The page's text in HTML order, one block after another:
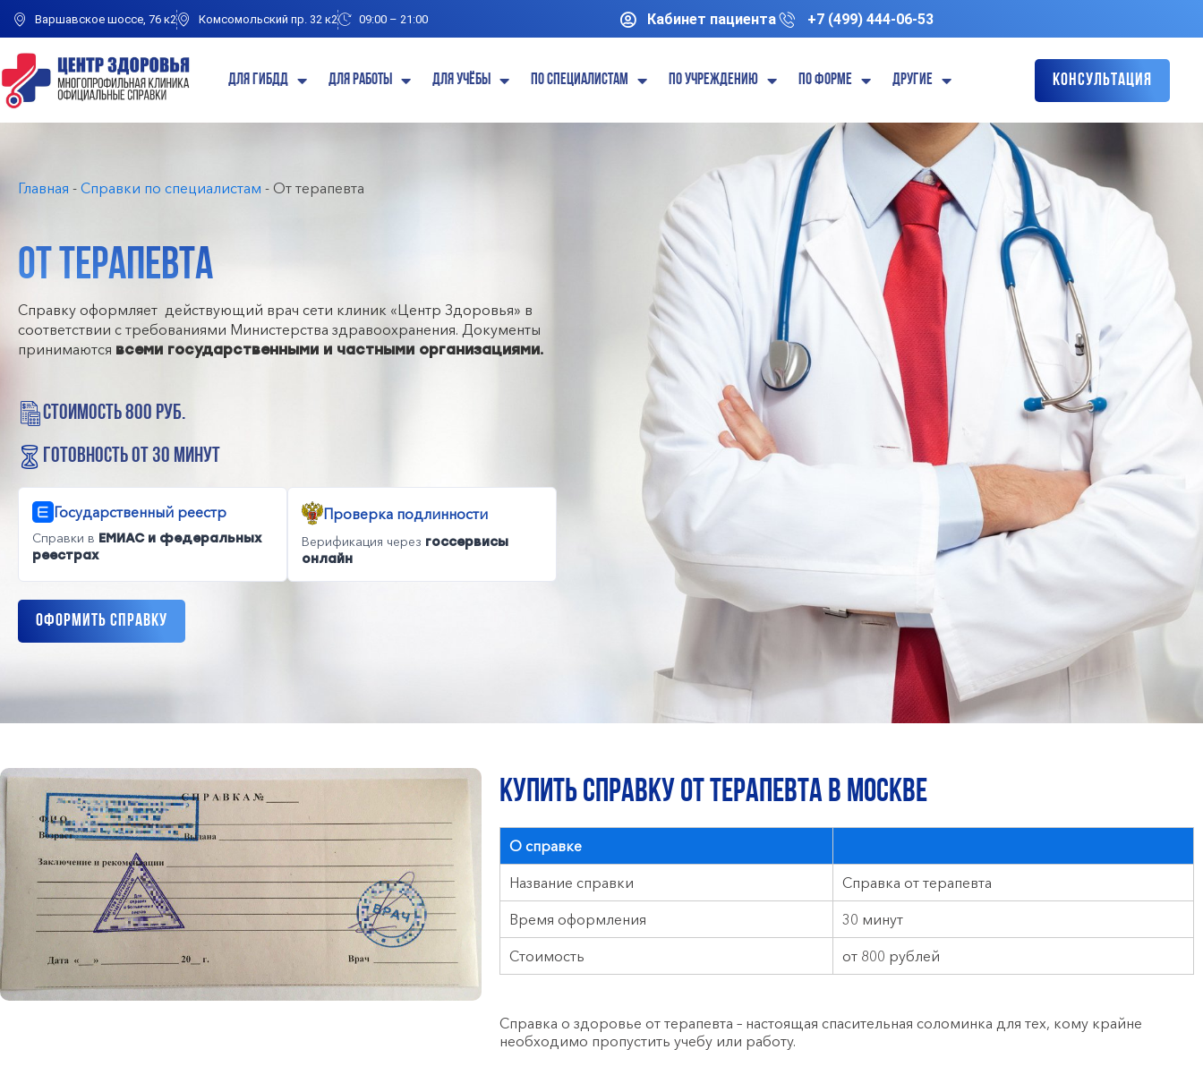
Варшавское шоссе, 76 к2 Комсомольский пр. 32 к2 09:00 – 21:00 Кабинет пациента +7 (499) 444-06-53
Для ГИБДД Для работы Для учёбы По специалистам По учреждению По форме Другие Консультация
Главная - Справки по специалистам - От терапевта
ОТ ТЕРАПЕВТА
Справку оформляет действующий врач сети клиник «Центр Здоровья» в
соответствии с требованиями Министерства здравоохранения. Документы
принимаются всеми государственными и частными организациями.
стоимость 800 руб.
готовность от 30 минут
Государственный реестр
Справки в ЕМИАС и федеральных
реестрах
Проверка подлинности
Верификация через госсервисы
онлайн
Оформить справку
КУПИТЬ СПРАВКУ ОТ ТЕРАПЕВТА в Москве
О справке
Название справки Справка от терапевта
Время оформления 30 минут
Стоимость от 800 рублей
Справка о здоровье от терапевта – настоящая спасительная соломинка для тех, кому крайне
необходимо пропустить учебу или работу.